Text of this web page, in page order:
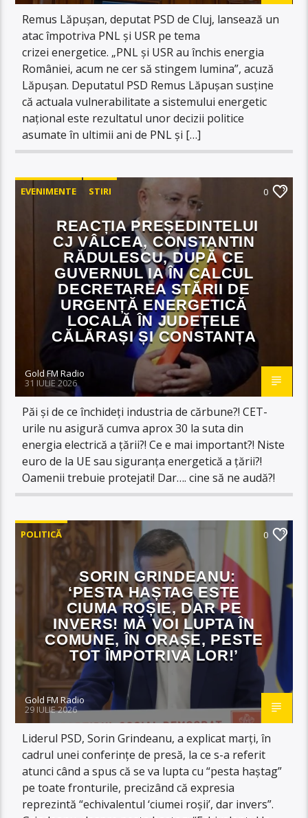
Remus Lăpușan, deputat PSD de Cluj, lansează un
atac împotriva PNL și USR pe tema
crizei energetice. „PNL și USR au închis energia
României, acum ne cer să stingem lumina”, acuză
Lăpușan. Deputatul PSD Remus Lăpușan susține
că actuala vulnerabilitate a sistemului energetic
național este rezultatul unor decizii politice
asumate în ultimii ani de PNL și […]
EVENIMENTE STIRI 0
REACȚIA PREȘEDINTELUI
CJ VÂLCEA, CONSTANTIN
RĂDULESCU, DUPĂ CE
GUVERNUL IA ÎN CALCUL
DECRETAREA STĂRII DE
URGENȚĂ ENERGETICĂ
LOCALĂ ÎN JUDEȚELE
CĂLĂRAȘI ȘI CONSTANȚA
Gold FM Radio
31 IULIE 2026
Păi și de ce închideți industria de cărbune?! CET-
urile nu asigură cumva aprox 30 la suta din
energia electrică a țării?! Ce e mai important?! Niste
euro de la UE sau siguranța energetică a țării?!
Oamenii trebuie protejati! Dar…. cine să ne audă?!
POLITICĂ 0
SORIN GRINDEANU:
‘PESTA HAȘTAG ESTE
CIUMA ROȘIE, DAR PE
INVERS! MĂ VOI LUPTA ÎN
COMUNE, ÎN ORAȘE, PESTE
TOT ÎMPOTRIVA LOR!’
Gold FM Radio
29 IULIE 2026
Liderul PSD, Sorin Grindeanu, a explicat marți, în
cadrul unei conferințe de presă, la ce s-a referit
atunci când a spus că se va lupta cu “pesta haștag”
pe toate fronturile, precizând că expresia
reprezintă “echivalentul ‘ciumei roșii’, dar invers”.